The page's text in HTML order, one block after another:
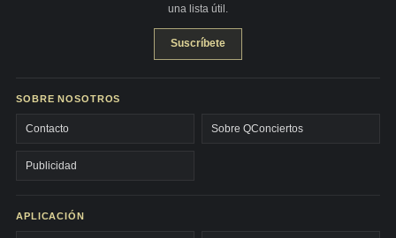
una lista útil.
Suscríbete
SOBRE NOSOTROS
Contacto Sobre QConciertos
Publicidad
APLICACIÓN